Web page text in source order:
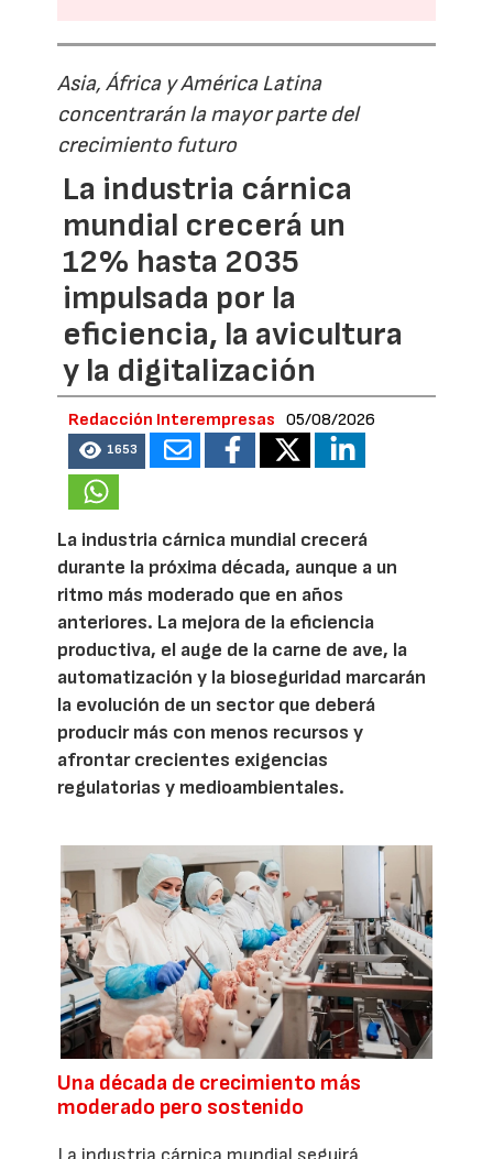
Asia, África y América Latina
concentrarán la mayor parte del
crecimiento futuro
La industria cárnica
mundial crecerá un
12% hasta 2035
impulsada por la
eficiencia, la avicultura
y la digitalización
Redacción Interempresas 05/08/2026
1653
La industria cárnica mundial crecerá
durante la próxima década, aunque a un
ritmo más moderado que en años
anteriores. La mejora de la eficiencia
productiva, el auge de la carne de ave, la
automatización y la bioseguridad marcarán
la evolución de un sector que deberá
producir más con menos recursos y
afrontar crecientes exigencias
regulatorias y medioambientales.
Una década de crecimiento más
moderado pero sostenido